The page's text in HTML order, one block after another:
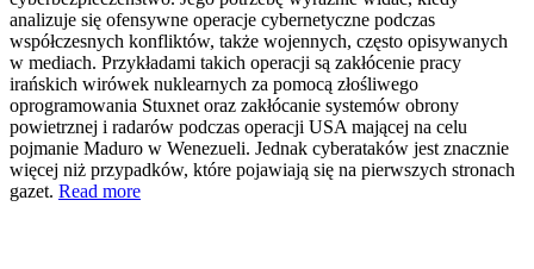
analizuje się ofensywne operacje cybernetyczne podczas
współczesnych konfliktów, także wojennych, często opisywanych
w mediach. Przykładami takich operacji są zakłócenie pracy
irańskich wirówek nuklearnych za pomocą złośliwego
oprogramowania Stuxnet oraz zakłócanie systemów obrony
powietrznej i radarów podczas operacji USA mającej na celu
pojmanie Maduro w Wenezueli. Jednak cyberataków jest znacznie
więcej niż przypadków, które pojawiają się na pierwszych stronach
gazet. Read more